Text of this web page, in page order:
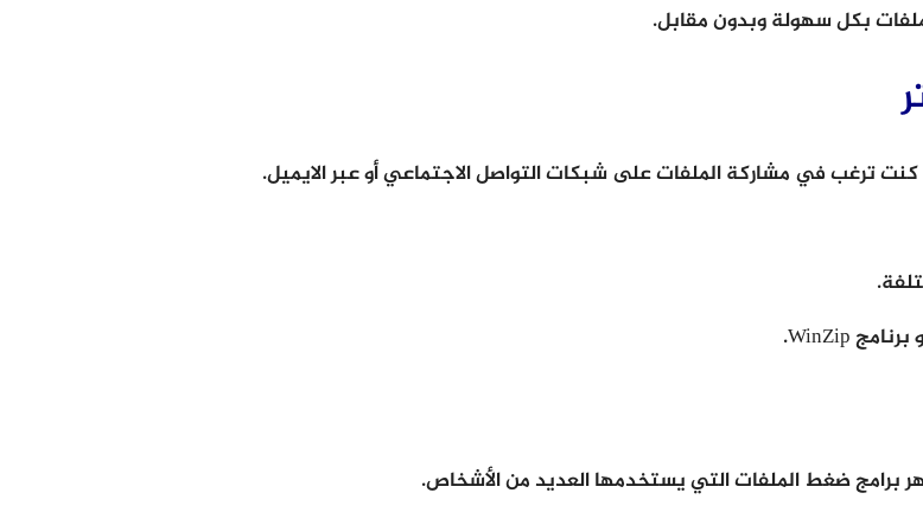
بكل سهولة وبدون مقابل.
ترغب في مشاركة الملفات على شبكات التواصل الاجتماعي أو عبر الايميل.